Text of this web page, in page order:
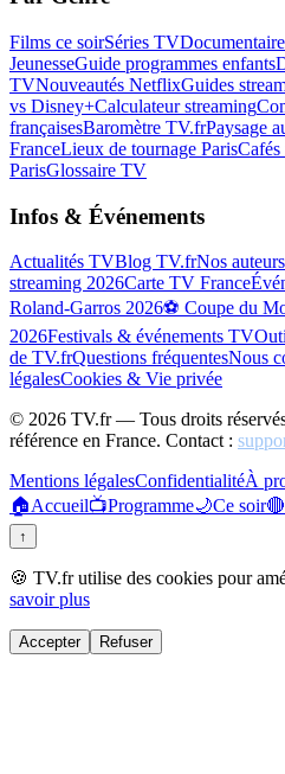
Films ce soirSéries TV
JeunesseGuide programmes enfants
TVNouveautés NetflixGuides
vs Disney+Calculateur streaming
françaisesBaromètre TV.frPaysage
FranceLieux de tournage ParisCafés
ParisGlossaire TV
Infos & Événements
Actualités TVBlog TV.frNos auteurs
streaming 2026Carte TV France
Roland-Garros 2026⚽ Coupe du
2026Festivals & événements TV
de TV.frQuestions fréquentesNous
légalesCookies & Vie privée
© 2026 TV.fr — Tous droits
référence en France. Contact :
Mentions légalesConfidentialitéÀ
🏠Accueil📺Programme🌙Ce soir🔴
↑
🍪 TV.fr utilise des cookies pour
savoir plus
Accepter Refuser